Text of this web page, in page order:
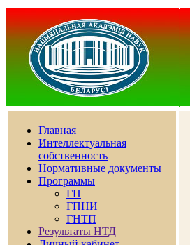
Главная
Интеллектуальная
собственность
Нормативные документы
Программы
ГП
ГПНИ
ГНТП
Результаты НТД